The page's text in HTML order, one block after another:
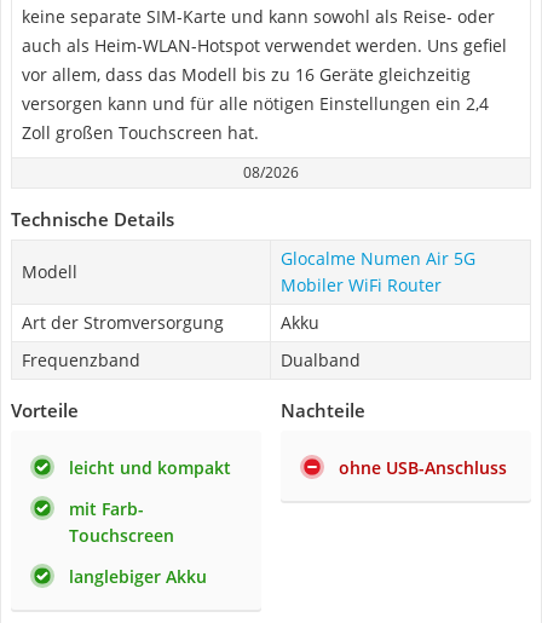
keine separate SIM-Karte und kann sowohl als Reise- oder
auch als Heim-WLAN-Hotspot verwendet werden. Uns gefiel
vor allem, dass das Modell bis zu 16 Geräte gleichzeitig
versorgen kann und für alle nötigen Einstellungen ein 2,4
Zoll großen Touchscreen hat.
08/2026
Technische Details
Modell
Glocalme Numen Air 5G
Mobiler WiFi Router
Art der Stromversorgung
Akku
Frequenzband
Dualband
Vorteile
leicht und kompakt
mit Farb-
Touchscreen
langlebiger Akku
Nachteile
ohne USB-Anschluss